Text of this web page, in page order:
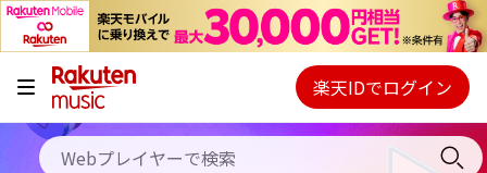
キャンペーン
料金プラン
使い方
Webプレイヤー
ご契約内容の確認・変更
楽天IDでログイン